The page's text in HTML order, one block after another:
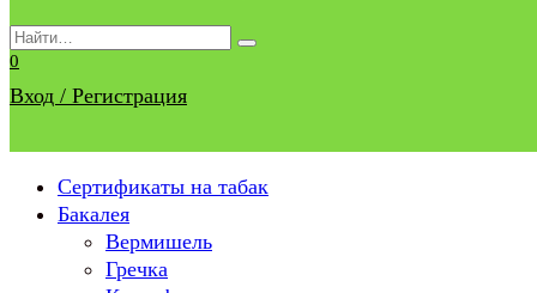
Search
for:
0
Вход / Регистрация
Сертификаты на табак
Бакалея
Вермишель
Гречка